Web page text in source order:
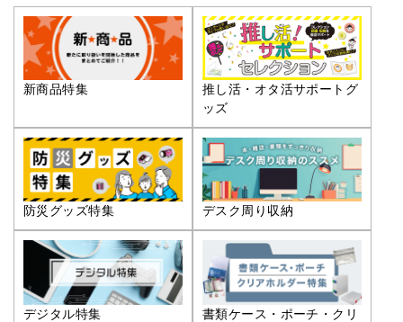
新商品特集
推し活・オタ活サポートグ
ッズ
防災グッズ特集 デスク周り収納
デジタル特集
書類ケース・ポーチ・クリ